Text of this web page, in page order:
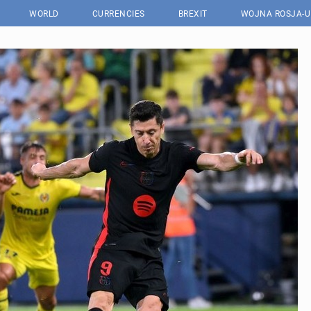
WORLD CURRENCIES BREXIT WOJNA ROSJA-